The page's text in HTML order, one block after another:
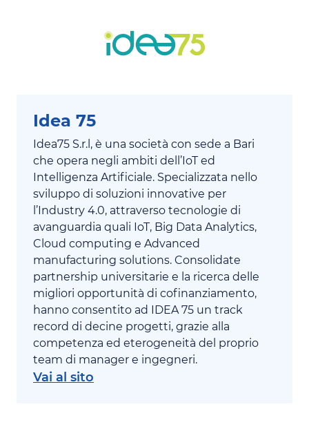
Idea 75
Idea75 S.r.l, è una società con sede a Bari
che opera negli ambiti dell’IoT ed
Intelligenza Artificiale. Specializzata nello
sviluppo di soluzioni innovative per
l’Industry 4.0, attraverso tecnologie di
avanguardia quali IoT, Big Data Analytics,
Cloud computing e Advanced
manufacturing solutions. Consolidate
partnership universitarie e la ricerca delle
migliori opportunità di cofinanziamento,
hanno consentito ad IDEA 75 un track
record di decine progetti, grazie alla
competenza ed eterogeneità del proprio
team di manager e ingegneri.
Vai al sito